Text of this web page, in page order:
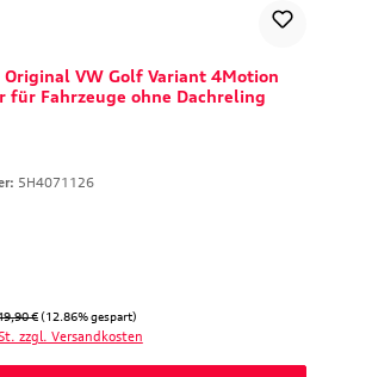
Original VW Golf Variant 4Motion
für Fahrzeuge ohne Dachreling
5H4071126
Preis:
€ (12.86% gespart)
zzgl. Versandkosten